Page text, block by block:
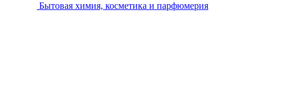
Бытовая химия, косметика и парфюмерия